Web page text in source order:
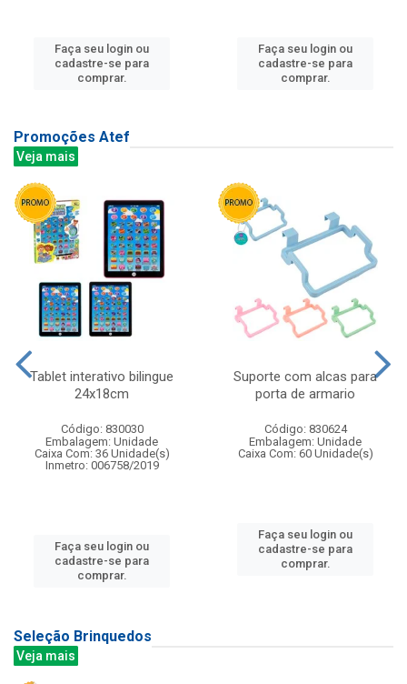
Faça seu login ou
cadastre-se para
comprar.
Faça seu login ou
cadastre-se para
comprar.
Promoções Atef
Veja mais
Tablet interativo bilingue
24x18cm
Código: 830030
Embalagem: Unidade
Caixa Com: 36 Unidade(s)
Inmetro: 006758/2019
Faça seu login ou
cadastre-se para
comprar.
Suporte com alcas para
porta de armario
Código: 830624
Embalagem: Unidade
Caixa Com: 60 Unidade(s)
Faça seu login ou
cadastre-se para
comprar.
Seleção Brinquedos
Veja mais